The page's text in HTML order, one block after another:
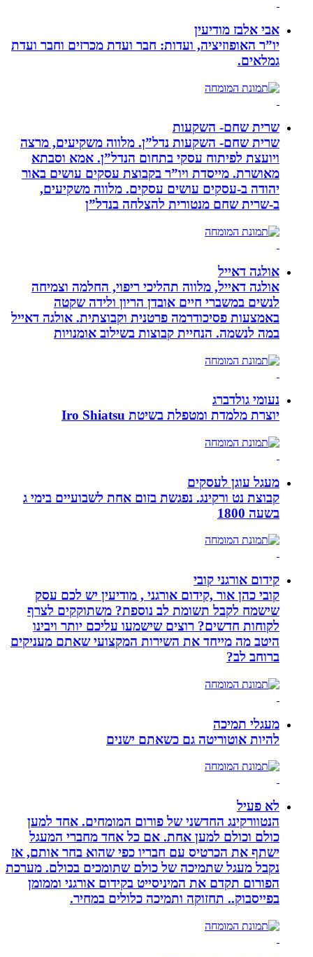
אבי אלבז מודיעין
יו”ר האופוזיציה, ועדות: חבר ועדת מכרזים וחבר ועדת
גמלאים.
שרית שחם- השקעות
שרית שחם- השקעות נדל”ן. מלווה משקיעים, מרצה
ויועצת לפיתוח עסקי בתחום הנדל”ן. אמא וסבתא
מאושרת. ‏מייסדת ויו”ר בקבוצת עסקים עושים באור
יהודה‏ ב-‏עסקים עושים עסקים‏. ‏מלווה משקיעים,
ב-‏שרית שחם מנטורית להצלחה בנדל”ן‏
אולגה דאייל
אולגה דאייל, מלווה תהליכי ריפוי, החלמה וצמיחה
לנשים במשברי חיים אובדן הריון ולידה שקטה
באמצעות פסיכודרמה פרטנית וקבוצתית. אולגה דאייל
במה לנשמה. ‏הנחיית קבוצות בשילוב אומנויות‏
נעומי גולדברג
יוצרת מלמדת ומטפלת בשיטת Iro Shiatsu
מעגל עוגן לעסקים
קבוצת נט ורקינג. נפגשת בזום אחת לשבועיים בימי ג
בשעה 1800
קידום אורגני קובי
קובי כהן אור ,קידום אורגני , מודיעין יש לכם עסק
שישמח לקבל תשומת לב נוספת? משתוקקים לצרף
לקוחות חדשים? רוצים שישמעו עליכם יותר ויבינו
היטב מה מייחד את השירות המקצועי שאתם מעניקים
ברוחב לב?
מעגלי תמיכה
להיות אוטוריטה גם כשאתם ישנים
לא פעיל
הנטוורקינג החדשני של פורום המומחים. אחד למען
כולם וכולם למען אחת. אם כל אחד מחברי המעגל
ישתף את הכרטיס עם חבריו כפי שהוא בחר אותם, אז
נקבל מעגל שתמיכה של כולם שתומכים בכולם. מערכת
הפורום תקדם את המיניסייט בקידום אורגני וממומן
בפייסבוק.. תחזוקה ותמיכה כלולים במחיר.